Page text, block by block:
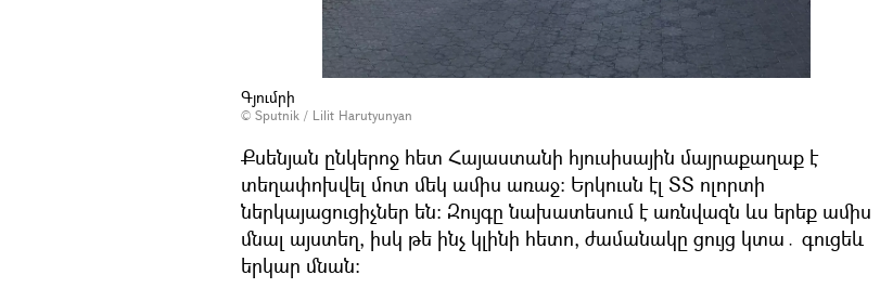
Գյումրի
© Sputnik / Lilit Harutyunyan
Քսենյան ընկերոջ հետ Հայաստանի հյուսիսային մայրաքաղաք է
տեղափոխվել մոտ մեկ ամիս առաջ։ Երկուսն էլ ՏՏ ոլորտի
ներկայացուցիչներ են։ Զույգը նախատեսում է առնվազն ևս երեք ամիս
մնալ այստեղ, իսկ թե ինչ կլինի հետո, ժամանակը ցույց կտա․ գուցեև
երկար մնան։